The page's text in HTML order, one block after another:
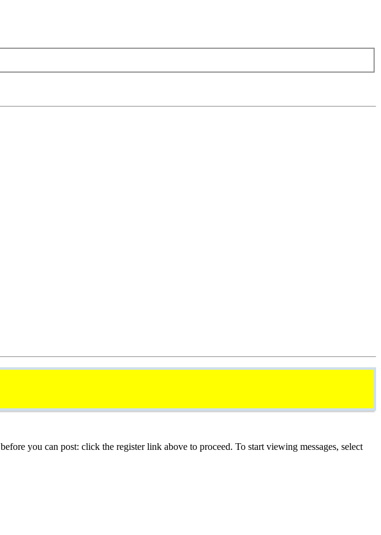
before you can post: click the register link above to proceed. To start viewing messages, select